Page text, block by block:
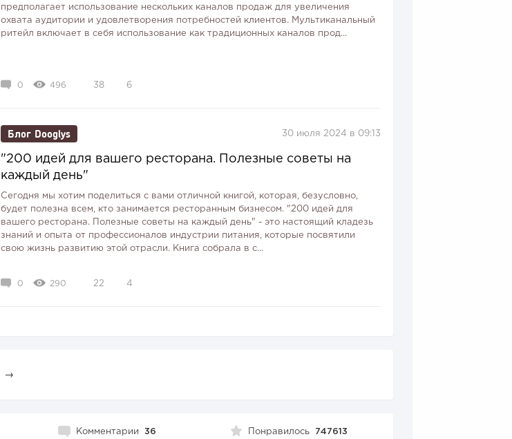
предполагает использование нескольких каналов продаж для увеличения
охвата аудитории и удовлетворения потребностей клиентов. Мультиканальный
ритейл включает в себя использование как традиционных каналов прод...
0 496 38 6
Блог Dooglys 30 июля 2024 в 09:13
"200 идей для вашего ресторана. Полезные советы на
каждый день"
Сегодня мы хотим поделиться с вами отличной книгой, которая, безусловно,
будет полезна всем, кто занимается ресторанным бизнесом. "200 идей для
вашего ресторана. Полезные советы на каждый день" - это настоящий кладезь
знаний и опыта от профессионалов индустрии питания, которые посвятили
свою жизнь развитию этой отрасли. Книга собрала в с...
0 290 22 4
→
Комментарии 36 Понравилось 747613